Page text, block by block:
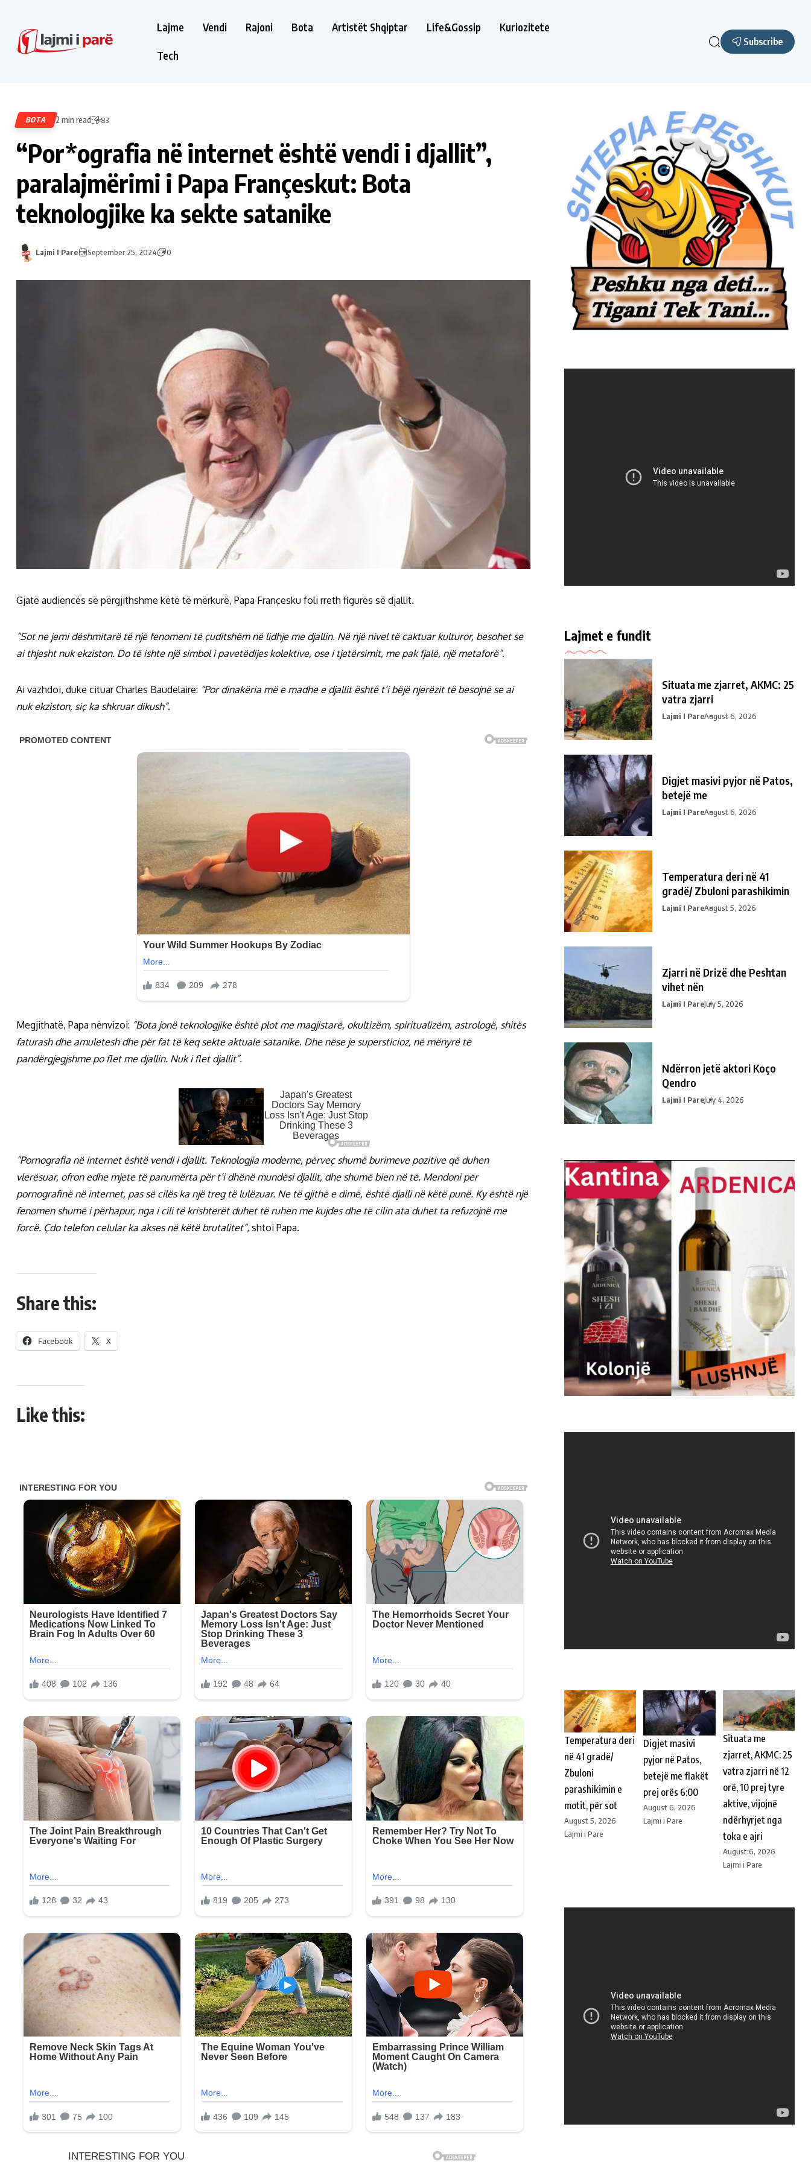
Lajme Vendi Rajoni Bota Artistët Shqiptar Life&Gossip Kuriozitete
Tech
Subscribe
BOTA 2 min read 83
“Por*ografia në internet është vendi i djallit”,
paralajmërimi i Papa Françeskut: Bota
teknologjike ka sekte satanike
Lajmi I Pare September 25, 2024 0
Gjatë audiencës së përgjithshme këtë të mërkurë, Papa Françesku foli rreth figurës së djallit.
“Sot ne jemi dëshmitarë të një fenomeni të çuditshëm në lidhje me djallin. Në një nivel të caktuar kulturor, besohet se
ai thjesht nuk ekziston. Do të ishte një simbol i pavetëdijes kolektive, ose i tjetërsimit, me pak fjalë, një metaforë”.
Ai vazhdoi, duke cituar Charles Baudelaire: “Por dinakëria më e madhe e djallit është t’i bëjë njerëzit të besojnë se ai
nuk ekziston, siç ka shkruar dikush”.
Megjithatë, Papa nënvizoi: “Bota jonë teknologjike është plot me magjistarë, okultizëm, spiritualizëm, astrologë, shitës
faturash dhe amuletesh dhe për fat të keq sekte aktuale satanike. Dhe nëse je supersticioz, në mënyrë të
pandërgjegjshme po flet me djallin. Nuk i flet djallit”.
“Pornografia në internet është vendi i djallit. Teknologjia moderne, përveç shumë burimeve pozitive që duhen
vlerësuar, ofron edhe mjete të panumërta për t’i dhënë mundësi djallit, dhe shumë bien në të. Mendoni për
pornografinë në internet, pas së cilës ka një treg të lulëzuar. Ne të gjithë e dimë, është djalli në këtë punë. Ky është një
fenomen shumë i përhapur, nga i cili të krishterët duhet të ruhen me kujdes dhe të cilin ata duhet ta refuzojnë me
forcë. Çdo telefon celular ka akses në këtë brutalitet”, shtoi Papa.
Share this:
Facebook X
Like this:
Lajmet e fundit
Situata me zjarret, AKMC: 25
vatra zjarri
Lajmi I PareAugust 6, 2026
Digjet masivi pyjor në Patos,
betejë me
Lajmi I PareAugust 6, 2026
Temperatura deri në 41
gradë/ Zbuloni parashikimin
Lajmi I PareAugust 5, 2026
Zjarri në Drizë dhe Peshtan
vihet nën
Lajmi I PareJuly 5, 2026
Ndërron jetë aktori Koço
Qendro
Lajmi I PareJuly 4, 2026
Temperatura deri
në 41 gradë/
Zbuloni
parashikimin e
motit, për sot
August 5, 2026
Lajmi i Pare
Digjet masivi
pyjor në Patos,
betejë me flakët
prej orës 6:00
August 6, 2026
Lajmi i Pare
Situata me
zjarret, AKMC: 25
vatra zjarri në 12
orë, 10 prej tyre
aktive, vijojnë
ndërhyrjet nga
toka e ajri
August 6, 2026
Lajmi i Pare